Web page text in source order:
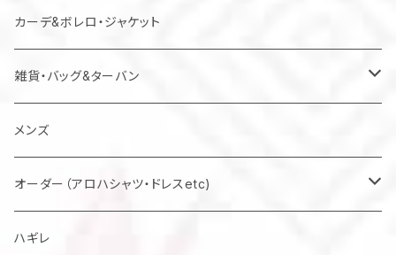
カーデ&ボレロ・ジャケット
雑貨・バッグ&ターバン
バッグ
マスク
メンズ
オーダー（アロハシャツ・ドレスetc)
メンズアロハシャツ他
ハギレ